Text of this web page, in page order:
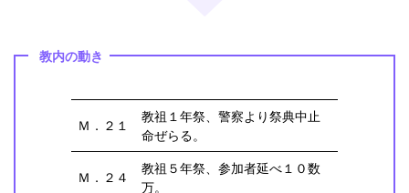
教内の動き
Ｍ．２１
教祖１年祭、警察より祭典中止
命ぜらる。
Ｍ．２４
教祖５年祭、参加者延べ１０数
万。